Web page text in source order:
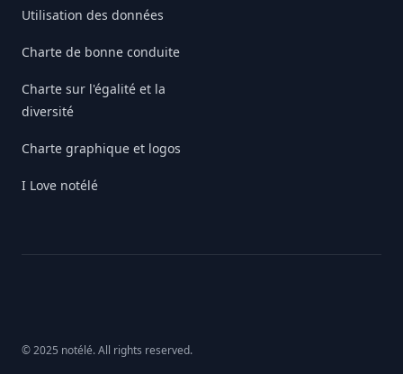
Utilisation des données
Charte de bonne conduite
Charte sur l'égalité et la
diversité
Charte graphique et logos
I Love notélé
© 2025 notélé. All rights reserved.